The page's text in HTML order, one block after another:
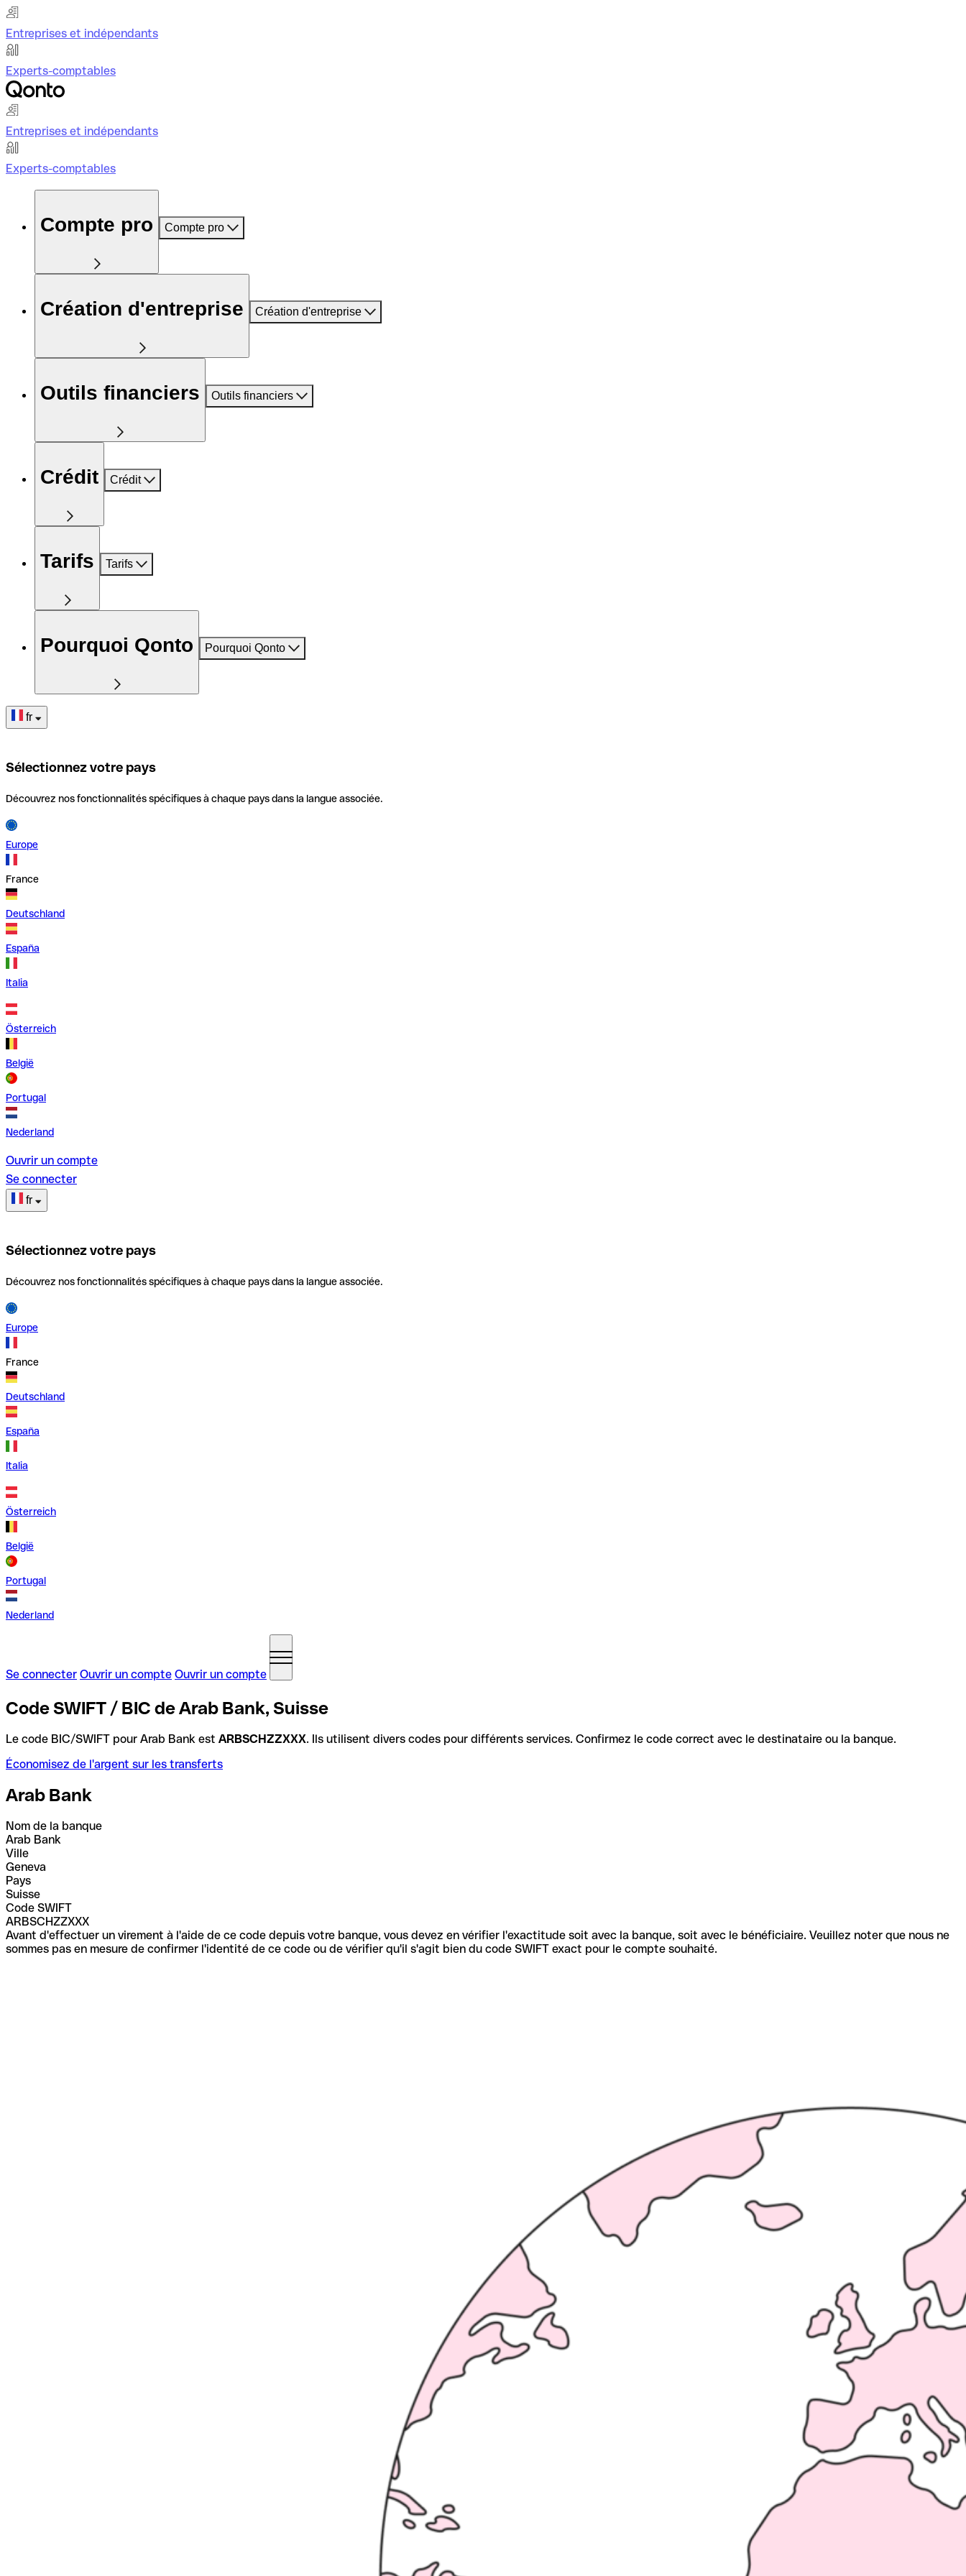
Entreprises et indépendants
Experts-comptables
Entreprises et indépendants
Experts-comptables
Compte pro Compte pro
Création d'entreprise Création d'entreprise
Outils financiers Outils financiers
Crédit Crédit
Tarifs Tarifs
Pourquoi Qonto Pourquoi Qonto
fr
Sélectionnez votre pays
Découvrez nos fonctionnalités spécifiques à chaque pays dans la langue associée.
Europe
France
Deutschland
España
Italia
Österreich
België
Portugal
Nederland
Ouvrir un compte
Se connecter
fr
Sélectionnez votre pays
Découvrez nos fonctionnalités spécifiques à chaque pays dans la langue associée.
Europe
France
Deutschland
España
Italia
Österreich
België
Portugal
Nederland
Se connecter Ouvrir un compte Ouvrir un compte
Code SWIFT / BIC de Arab Bank, Suisse
Le code BIC/SWIFT pour Arab Bank est ARBSCHZZXXX. Ils utilisent divers codes pour différents services. Confirmez le code correct avec le destinataire ou la banque.
Économisez de l'argent sur les transferts
Arab Bank
Nom de la banque
Arab Bank
Ville
Geneva
Pays
Suisse
Code SWIFT
ARBSCHZZXXX
Avant d'effectuer un virement à l'aide de ce code depuis votre banque, vous devez en vérifier l'exactitude soit avec la banque, soit avec le bénéficiaire. Veuillez noter que nous ne
sommes pas en mesure de confirmer l'identité de ce code ou de vérifier qu'il s'agit bien du code SWIFT exact pour le compte souhaité.